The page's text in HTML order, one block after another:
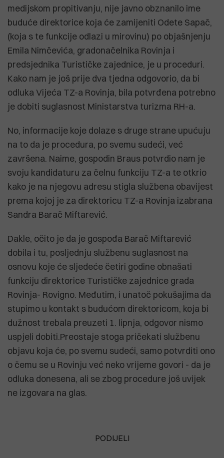
medijskom propitivanju, nije javno obznanilo ime
buduće direktorice koja će zamijeniti Odete Sapač,
(koja s te funkcije odlazi u mirovinu) po objašnjenju
Emila Nimčevića, gradonačelnika Rovinja i
predsjednika Turističke zajednice, je u proceduri.
Kako nam je još prije dva tjedna odgovorio, da bi
odluka Vijeća TZ-a Rovinja, bila potvrđena potrebno
je dobiti suglasnost Ministarstva turizma RH-a.
No, informacije koje dolaze s druge strane upućuju
na to da je procedura, po svemu sudeći, već
završena. Naime, gospodin Braus potvrdio nam je
svoju kandidaturu za čelnu funkciju TZ-a te otkrio
kako je na njegovu adresu stigla službena obavijest
prema kojoj je za direktoricu TZ-a Rovinja izabrana
Sandra Barač Miftarević.
Dakle, očito je da je gospođa Barač Miftarević
dobila i tu, posljednju službenu suglasnost na
osnovu koje će sljedeće četiri godine obnašati
funkciju direktorice Turističke zajednice grada
Rovinja- Rovigno. Međutim, i unatoč pokušajima da
stupimo u kontakt s budućom direktoricom, koja bi
dužnost trebala preuzeti 1. lipnja, odgovor nismo
uspjeli dobiti.Preostaje stoga pričekati službenu
objavu koja će, po svemu sudeći, samo potvrditi ono
o čemu se u Rovinju već neko vrijeme govori - da je
odluka donesena, ali se zbog procedure još uvijek
ne izgovara na glas.
PODIJELI